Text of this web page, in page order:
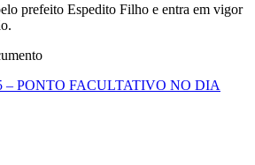
prefeito Espedito Filho e entra em vigor
– PONTO FACULTATIVO NO DIA